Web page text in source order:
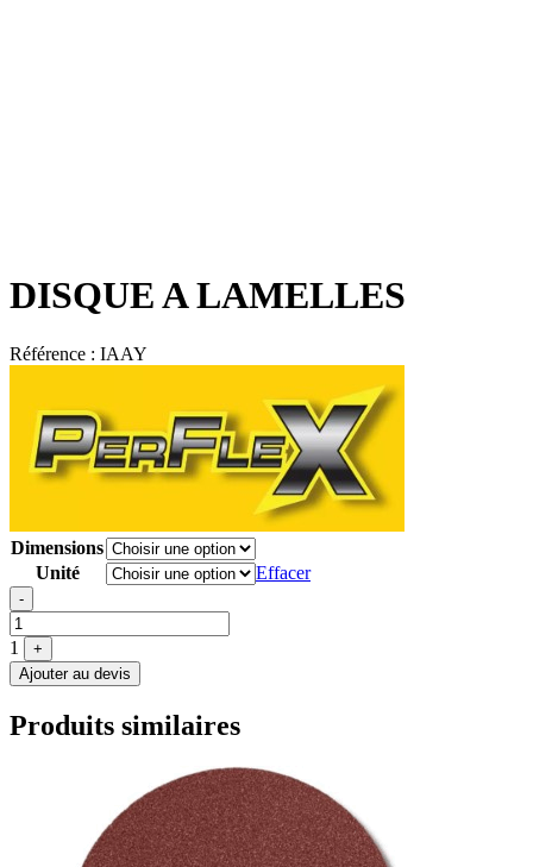
DISQUE A LAMELLES
Référence : IAAY
Dimensions
Unité
Effacer
Quantité
-
1
+
Ajouter au devis
Produits similaires